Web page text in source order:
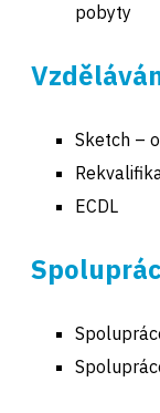
pobyty
Sketch –
ECDL